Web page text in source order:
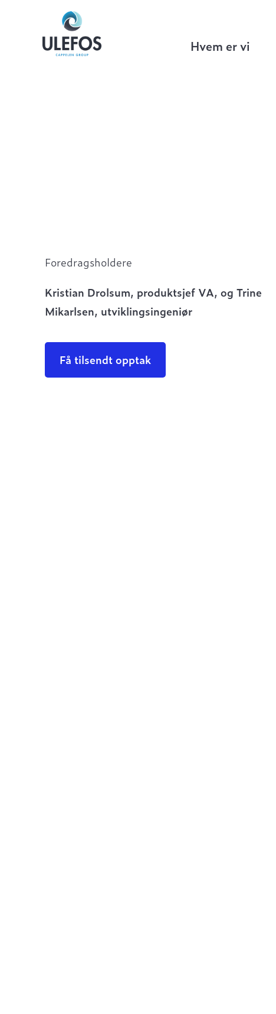
Hvem er vi
Ulefos>
Foredragsholdere
Kristian Drolsum, produktsjef VA, og Trine
Mikarlsen, utviklingsingeniør
Få tilsendt opptak